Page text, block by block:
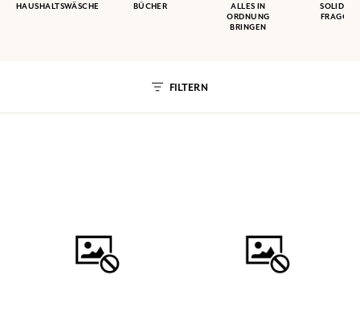
HAUSHALTSWÄSCHE BÜCHER
ALLES IN
ORDNUNG
BRINGEN
FILTERN